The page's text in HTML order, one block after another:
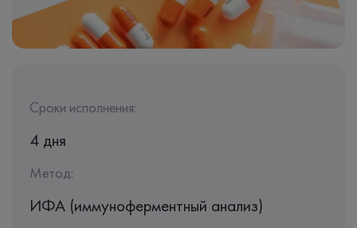
Сроки исполнения:
4 дня
Метод:
ИФА (иммуноферментный анализ)